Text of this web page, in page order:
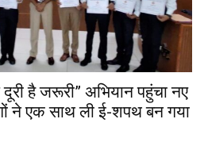
है जरूरी” अभियान पहुंचा नए
ने एक साथ ली ई-शपथ बन गया